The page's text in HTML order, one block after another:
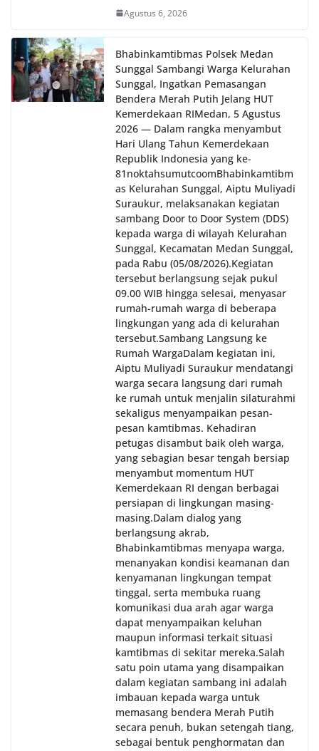
Agustus 6, 2026
Bhabinkamtibmas Polsek Medan
Sunggal Sambangi Warga Kelurahan
Sunggal, Ingatkan Pemasangan
Bendera Merah Putih Jelang HUT
Kemerdekaan RI‎‎Medan, 5 Agustus
2026 — Dalam rangka menyambut
Hari Ulang Tahun Kemerdekaan
Republik Indonesia yang ke-
81noktahsumutcoomBhabinkamtibm
as Kelurahan Sunggal, Aiptu Muliyadi
Suraukur, melaksanakan kegiatan
sambang Door to Door System (DDS)
kepada warga di wilayah Kelurahan
Sunggal, Kecamatan Medan Sunggal,
pada Rabu (05/08/2026).‎‎Kegiatan
tersebut berlangsung sejak pukul
09.00 WIB hingga selesai, menyasar
rumah-rumah warga di beberapa
lingkungan yang ada di kelurahan
tersebut.‎Sambang Langsung ke
Rumah Warga‎Dalam kegiatan ini,
Aiptu Muliyadi Suraukur mendatangi
warga secara langsung dari rumah
ke rumah untuk menjalin silaturahmi
sekaligus menyampaikan pesan-
pesan kamtibmas. Kehadiran
petugas disambut baik oleh warga,
yang sebagian besar tengah bersiap
menyambut momentum HUT
Kemerdekaan RI dengan berbagai
persiapan di lingkungan masing-
masing.‎Dalam dialog yang
berlangsung akrab,
Bhabinkamtibmas menyapa warga,
menanyakan kondisi keamanan dan
kenyamanan lingkungan tempat
tinggal, serta membuka ruang
komunikasi dua arah agar warga
dapat menyampaikan keluhan
maupun informasi terkait situasi
kamtibmas di sekitar mereka.‎‎‎Salah
satu poin utama yang disampaikan
dalam kegiatan sambang ini adalah
imbauan kepada warga untuk
memasang bendera Merah Putih
secara penuh, bukan setengah tiang,
sebagai bentuk penghormatan dan